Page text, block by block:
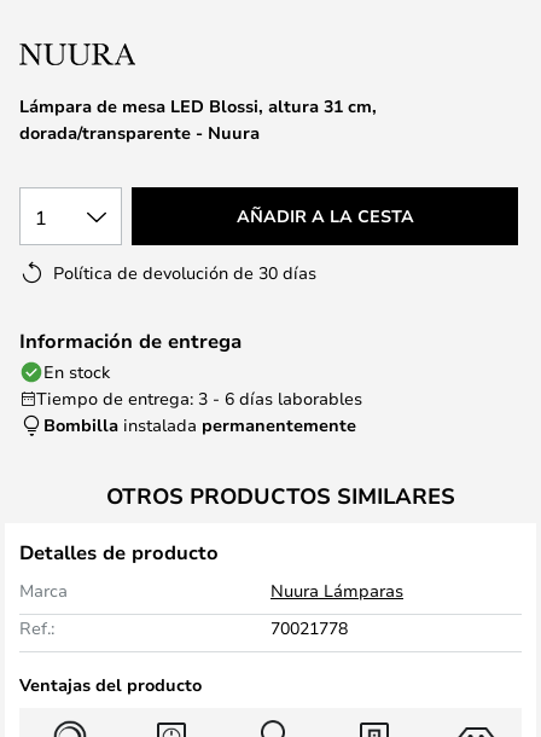
galería
imágenes
Lámpara de mesa LED Blossi, altura 31 cm,
dorada/transparente - Nuura
1 AÑADIR A LA CESTA
Política de devolución de 30 días
Información de entrega
En stock
Tiempo de entrega: 3 - 6 días laborables
Bombilla instalada permanentemente
OTROS PRODUCTOS SIMILARES
Detalles de producto
Marca
Nuura Lámparas
Ref.:
70021778
Ventajas del producto